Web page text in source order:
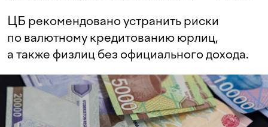
ЦБ рекомендовано устранить риски
по валютному кредитованию юрлиц,
а также физлиц без официального дохода.